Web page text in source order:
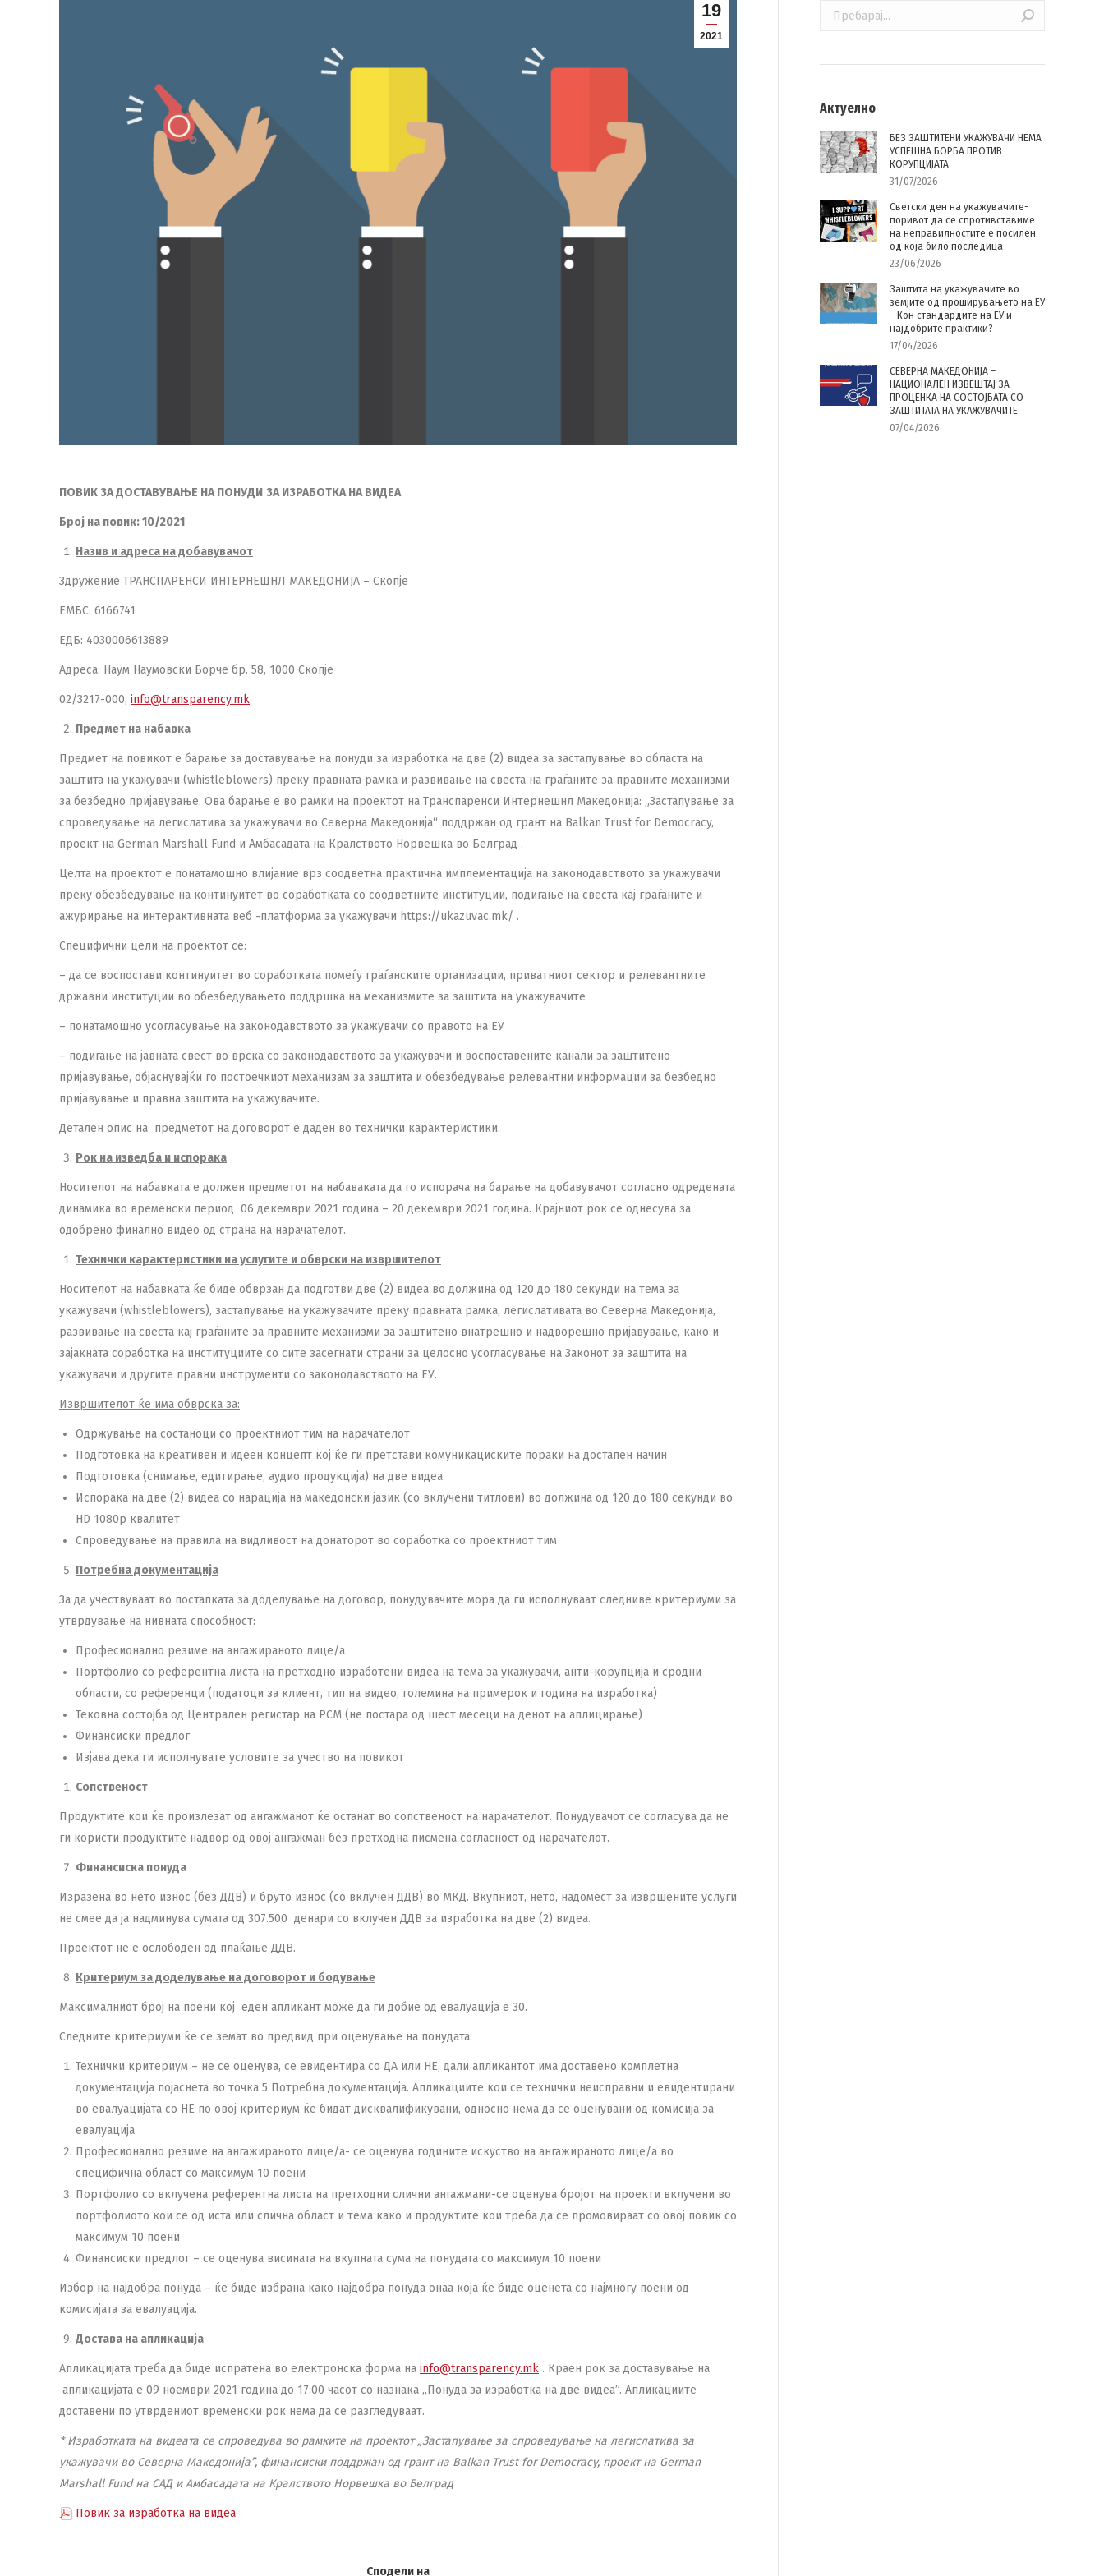
19
2021
ПОВИК ЗА ДОСТАВУВАЊЕ НА ПОНУДИ ЗА ИЗРАБОТКА НА ВИДЕА
Број на повик:10/2021
Назив и адреса на добавувачот
Здружение ТРАНСПАРЕНСИ ИНТЕРНЕШНЛ МАКЕДОНИЈА – Скопје
ЕМБС: 6166741
ЕДБ: 4030006613889
Адреса: Наум Наумовски Борче бр. 58, 1000 Скопје
02/3217-000, info@transparency.mk
Предмет на набавка
Предмет на повикот е барање за доставување на понуди за изработка на две (2) видеа за застапување во областа на
заштита на укажувачи (whistleblowers) преку правната рамка и развивање на свеста на граѓаните за правните механизми
за безбедно пријавување. Ова барање е во рамки на проектот на Транспаренси Интернешнл Македонија: „Застапување за
спроведување на легислатива за укажувачи во Северна Македонија“ поддржан од грант на Balkan Trust for Democracy,
проект на German Marshall Fund и Амбасадата на Кралството Норвешка во Белград .
Целта на проектот е понатамошно влијание врз соодветна практична имплементација на законодавството за укажувачи
преку обезбедување на континуитет во соработката со соодветните институции, подигање на свеста кај граѓаните и
ажурирање на интерактивната веб -платформа за укажувачи https://ukazuvac.mk/ .
Специфични цели на проектот се:
– да се воспостави континуитет во соработката помеѓу граѓанските организации, приватниот сектор и релевантните
државни институции во обезбедувањето поддршка на механизмите за заштита на укажувачите
– понатамошно усогласување на законодавството за укажувачи со правото на ЕУ
– подигање на јавната свест во врска со законодавството за укажувачи и воспоставените канали за заштитено
пријавување, објаснувајќи го постоечкиот механизам за заштита и обезбедување релевантни информации за безбедно
пријавување и правна заштита на укажувачите.
Детален опис на предметот на договорот е даден во технички карактеристики.
Рок на изведба и испорака
Носителот на набавката е должен предметот на набаваката да го испорача на барање на добавувачот согласно одредената
динамика во временски период 06 декември 2021 година – 20 декември 2021 година. Крајниот рок се однесува за
одобрено финално видео од страна на нарачателот.
Технички карактеристики на услугите и обврски на извршителот
Носителот на набавката ќе биде обврзан да подготви две (2) видеа во должина од 120 до 180 секунди на тема за
укажувачи (whistleblowers), застапување на укажувачите преку правната рамка, легислативата во Северна Македонија,
развивање на свеста кај граѓаните за правните механизми за заштитено внатрешно и надворешно пријавување, како и
зајакната соработка на институциите со сите засегнати страни за целосно усогласување на Законот за заштита на
укажувачи и другите правни инструменти со законодавството на ЕУ.
Извршителот ќе има обврска за:
Одржување на состаноци со проектниот тим на нарачателот
Подготовка на креативен и идеен концепт кој ќе ги претстави комуникациските пораки на достапен начин
Подготовка (снимање, едитирање, аудио продукција) на две видеа
Испорака на две (2) видеа со нарација на македонски јазик (со вклучени титлови) во должина од 120 до 180 секунди во
HD 1080p квалитет
Спроведување на правила на видливост на донаторот во соработка со проектниот тим
Потребна документација
За да учествуваат во постапката за доделување на договор, понудувачите мора да ги исполнуваат следниве критериуми за
утврдување на нивната способност:
Професионално резиме на ангажираното лице/а
Портфолио со референтна листа на претходно изработени видеа на тема за укажувачи, анти-корупција и сродни
области, со референци (податоци за клиент, тип на видео, големина на примерок и година на изработка)
Тековна состојба од Централен регистар на РСМ (не постара од шест месеци на денот на аплицирање)
Финансиски предлог
Изјава дека ги исполнувате условите за учество на повикот
Сопственост
Продуктите кои ќе произлезат од ангажманот ќе останат во сопственост на нарачателот. Понудувачот се согласува да не
ги користи продуктите надвор од овој ангажман без претходна писмена согласност од нарачателот.
Финансиска понуда
Изразена во нето износ (без ДДВ) и бруто износ (со вклучен ДДВ) во МКД. Вкупниот, нето, надомест за извршените услуги
не смее да ја надминува сумата од 307.500 денари со вклучен ДДВ за изработка на две (2) видеа.
Проектот не е ослободен од плаќање ДДВ.
Критериум за доделување на договорот и бодување
Максималниот број на поени кој еден апликант може да ги добие од евалуација е 30.
Следните критериуми ќе се земат во предвид при оценување на понудата:
Технички критериум – не се оценува, се евидентира со ДА или НЕ, дали апликантот има доставено комплетна
документација појаснета во точка 5 Потребна документација. Апликациите кои се технички неисправни и евидентирани
во евалуацијата со НЕ по овој критериум ќе бидат дисквалификувани, односно нема да се оценувани од комисија за
евалуација
Професионално резиме на ангажираното лице/а- се оценува годините искуство на ангажираното лице/а во
специфична област со максимум 10 поени
Портфолио со вклучена референтна листа на претходни слични ангажмани-се оценува бројот на проекти вклучени во
портфолиото кои се од иста или слична област и тема како и продуктите кои треба да се промовираат со овој повик со
максимум 10 поени
Финансиски предлог – се оценува висината на вкупната сума на понудата со максимум 10 поени
Избор на најдобра понуда – ќе биде избрана како најдобра понуда онаа која ќе биде оценета со најмногу поени од
комисијата за евалуација.
Достава на апликација
Апликацијата треба да биде испратена во електронска форма на info@transparency.mk . Краен рок за доставување на
апликацијата е 09 ноември 2021 година до 17:00 часот со назнака „Понуда за изработка на две видеа”. Апликациите
доставени по утврдениот временски рок нема да се разгледуваат.
*Изработката на видеата се спроведува во рамките на проектот „Застапување за спроведување на легислатива за
укажувачи во Северна Македонија”, финансиски поддржан од грант на Balkan Trust for Democracy, проект на German
Marshall Fund на САД и Амбасадата на Кралството Норвешка во Белград
Повик за изработка на видеа
Сподели на
Актуелно
БЕЗ ЗАШТИТЕНИ УКАЖУВАЧИ НЕМА
УСПЕШНА БОРБА ПРОТИВ
КОРУПЦИЈАТА
31/07/2026
Светски ден на укажувачите-
поривот да се спротивставиме
на неправилностите е посилен
од која било последица
23/06/2026
Заштита на укажувачите во
земјите од проширувањето на ЕУ
– Кон стандардите на ЕУ и
најдобрите практики?
17/04/2026
СЕВЕРНА МАКЕДОНИЈА –
НАЦИОНАЛЕН ИЗВЕШТАЈ ЗА
ПРОЦЕНКА НА СОСТОЈБАТА СО
ЗАШТИТАТА НА УКАЖУВАЧИТЕ
07/04/2026